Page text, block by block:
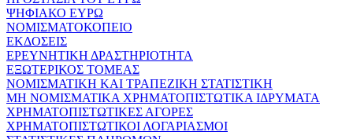
ΨΗΦΙΑΚΟ ΕΥΡΩ
ΝΟΜΙΣΜΑΤΟΚΟΠΕΙΟ
ΕΚΔΟΣΕΙΣ
ΕΡΕΥΝΗΤΙΚΗ ΔΡΑΣΤΗΡΙΟΤΗΤΑ
ΕΞΩΤΕΡΙΚΟΣ ΤΟΜΕΑΣ
ΝΟΜΙΣΜΑΤΙΚΗ ΚΑΙ ΤΡΑΠΕΖΙΚΗ ΣΤΑΤΙΣΤΙΚΗ
ΜΗ ΝΟΜΙΣΜΑΤΙΚΑ ΧΡΗΜΑΤΟΠΙΣΤΩΤΙΚΑ ΙΔΡΥΜΑΤΑ
ΧΡΗΜΑΤΟΠΙΣΤΩΤΙΚΕΣ ΑΓΟΡΕΣ
ΧΡΗΜΑΤΟΠΙΣΤΩΤΙΚΟΙ ΛΟΓΑΡΙΑΣΜΟΙ